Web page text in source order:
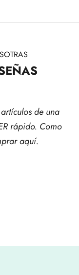
de una
rápido. Como
aquí.
345